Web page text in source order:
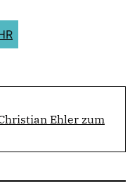
Ehler zum